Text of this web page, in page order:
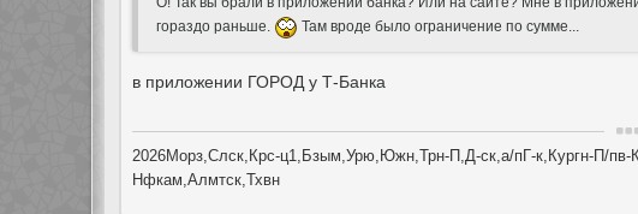
гораздо раньше.
Там вроде было ограничение по сумме...
в приложении ГОРОД у Т-Банка
2026Морз,Слск,Крс-ц1,Бзым,Урю,Южн,Трн-П,Д-ск,а/пГ-к,Кургн-П/пв-
Нфкам,Алмтск,Тхвн